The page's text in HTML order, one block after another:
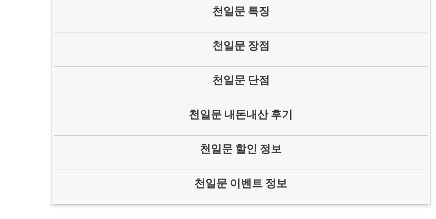
천일문 특징
천일문 장점
천일문 단점
천일문 내돈내산 후기
천일문 할인 정보
천일문 이벤트 정보